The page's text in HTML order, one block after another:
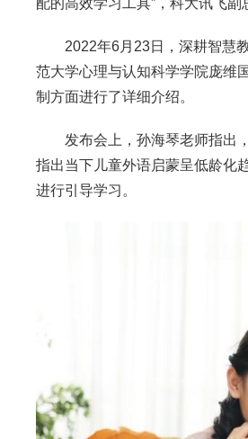
配的高效学习工具”，科大讯飞副
2022年6月23日，深耕智慧教
范大学心理与认知科学学院庞维
制方面进行了详细介绍。
发布会上，孙海琴老师指出，
指出当下儿童外语启蒙呈低龄化
进行引导学习。